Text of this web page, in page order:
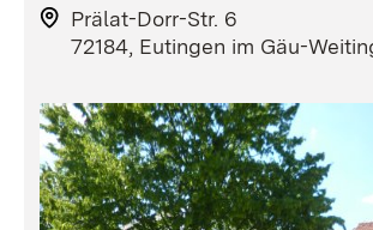
Prälat-Dorr-Str. 6
72184, Eutingen im Gäu-